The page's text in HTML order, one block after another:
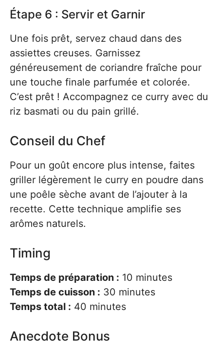
Étape 6 : Servir et Garnir
Une fois prêt, servez chaud dans des
assiettes creuses. Garnissez
généreusement de coriandre fraîche pour
une touche finale parfumée et colorée.
C’est prêt ! Accompagnez ce curry avec du
riz basmati ou du pain grillé.
Conseil du Chef
Pour un goût encore plus intense, faites
griller légèrement le curry en poudre dans
une poêle sèche avant de l’ajouter à la
recette. Cette technique amplifie ses
arômes naturels.
Timing
Temps de préparation : 10 minutes
Temps de cuisson : 30 minutes
Temps total : 40 minutes
Anecdote Bonus